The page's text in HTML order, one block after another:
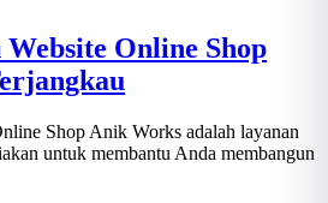
Website Online Shop
Shop Anik Works adalah layanan
untuk membantu Anda membangun